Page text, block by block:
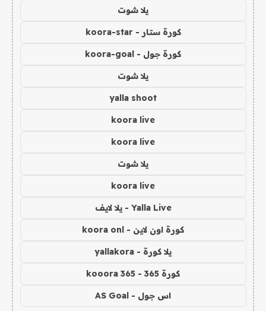
يلا شوت
كورة ستار - koora-star
كورة جول - koora-goal
يلا شوت
yalla shoot
koora live
koora live
يلا شوت
koora live
Yalla Live - يلا لايف
كورة اون لاين - koora onl
يلا كورة - yallakora
كورة 365 - kooora 365
اس جول - AS Goal